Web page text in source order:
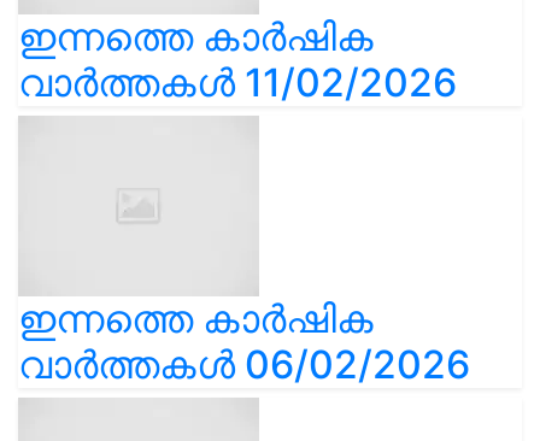
ഇന്നത്തെ കാർഷിക
വാർത്തകൾ 11/02/2026
ഇന്നത്തെ കാർഷിക
വാർത്തകൾ 06/02/2026